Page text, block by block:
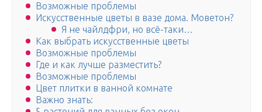
Возможные проблемы
Искусственные цветы в вазе дома. Моветон?
Я не чайлдфри, но всё-таки…
Как выбрать искусственные цветы
Возможные проблемы
Где и как лучше разместить?
Возможные проблемы
Цвет плитки в ванной комнате
Важно знать: